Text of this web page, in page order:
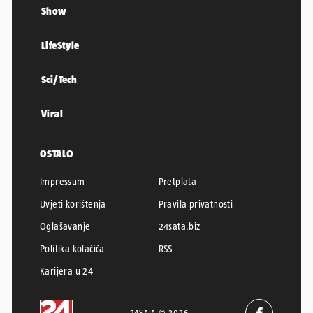
Show
LifeStyle
Sci/Tech
Viral
OSTALO
Impressum
Pretplata
Uvjeti korištenja
Pravila privatnosti
Oglašavanje
24sata.biz
Politika kolačića
RSS
Karijera u 24